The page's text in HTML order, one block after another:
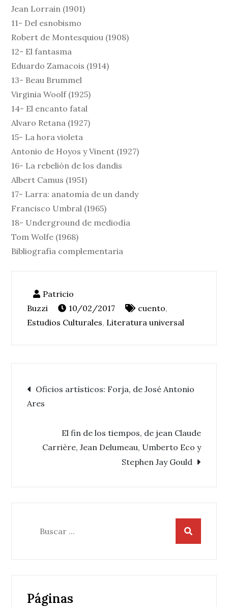
Jean Lorrain (1901)
11- Del esnobismo
Robert de Montesquiou (1908)
12- El fantasma
Eduardo Zamacois (1914)
13- Beau Brummel
Virginia Woolf (1925)
14- El encanto fatal
Alvaro Retana (1927)
15- La hora violeta
Antonio de Hoyos y Vinent (1927)
16- La rebelión de los dandis
Albert Camus (1951)
17- Larra: anatomía de un dandy
Francisco Umbral (1965)
18- Underground de mediodía
Tom Wolfe (1968)
Bibliografía complementaria
10/02/2017 cuento,
Estudios Culturales, Literatura universal
Navegación
entradas
Oficios artísticos: Forja, de José Antonio
Ares
El fin de los tiempos, de jean Claude
Carrière, Jean Delumeau, Umberto Eco y
Stephen Jay Gould
Páginas